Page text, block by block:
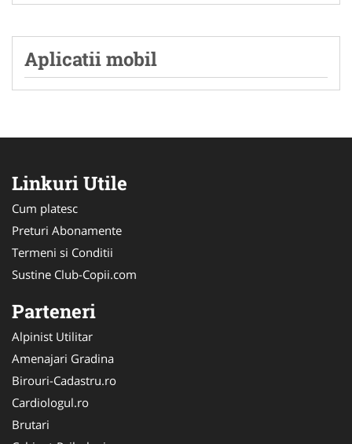
Aplicatii mobil
Linkuri Utile
Cum platesc
Preturi Abonamente
Termeni si Conditii
Sustine Club-Copii.com
Parteneri
Alpinist Utilitar
Amenajari Gradina
Birouri-Cadastru.ro
Cardiologul.ro
Brutari